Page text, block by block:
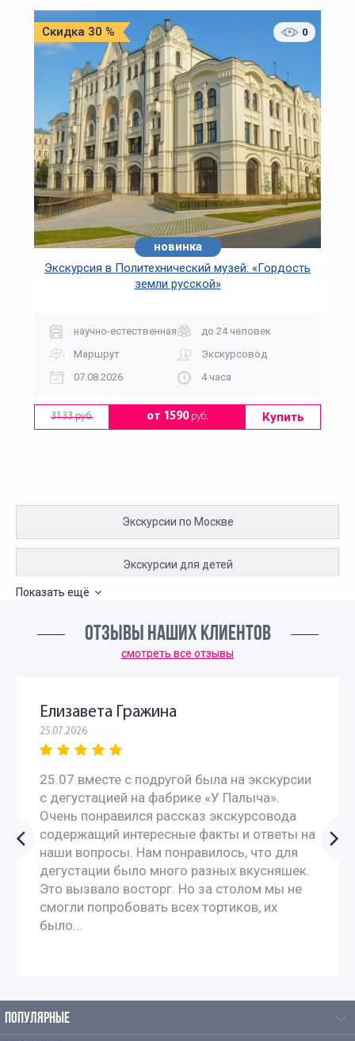
Скидка 30 % 0
новинка
Экскурсия в Политехнический музей: «Гордость
земли русской»
научно-естественная
до 24 человек
Маршрут
Экскурсовод
07.08.2026
4 часа
3133 руб. от 1590руб. Купить
Экскурсии по Москве
Экскурсии для детей
Пешеходные экскурсии по Москве для детей
Экскурсии для иностранцев по Москве
Экскурсии для китайцев по Москве
Экскурсии в Кремль для иностранцев
Экскурсии по Москве на английском языке для
иностранцев
Экскурсии по Москве на испанском языке
Показать ещё
ОТЗЫВЫ НАШИХ КЛИЕНТОВ
смотреть все отзывы
Елизавета Гражина
25.07.2026
25.07 вместе с подругой была на экскурсии
с дегустацией на фабрике «У Палыча».
Очень понравился рассказ экскурсовода
содержащий интересные факты и ответы на
наши вопросы. Нам понравилось, что для
дегустации было много разных вкусняшек.
Это вызвало восторг. Но за столом мы не
смогли попробовать всех тортиков, их
было...
ПОПУЛЯРНЫЕ